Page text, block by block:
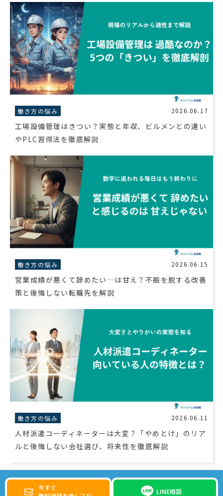
働き方の悩み 2026.06.17
工場設備管理はきつい？実態と年収、ビルメンとの違い
やPLC習得法を徹底解説
働き方の悩み 2026.06.15
営業成績が悪くて辞めたい…は甘え？不振を脱する改善
策と後悔しない転職先を解説
働き方の悩み 2026.06.11
人材派遣コーディネーターは大変？「やめとけ」のリア
ルと後悔しない会社選び、将来性を徹底解説
今すぐ
LINE相談